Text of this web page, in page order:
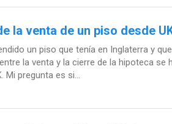
la venta de un piso desde
un piso que tenía en Inglaterra y
la venta y la cierre de la hipoteca
Mi pregunta es si...